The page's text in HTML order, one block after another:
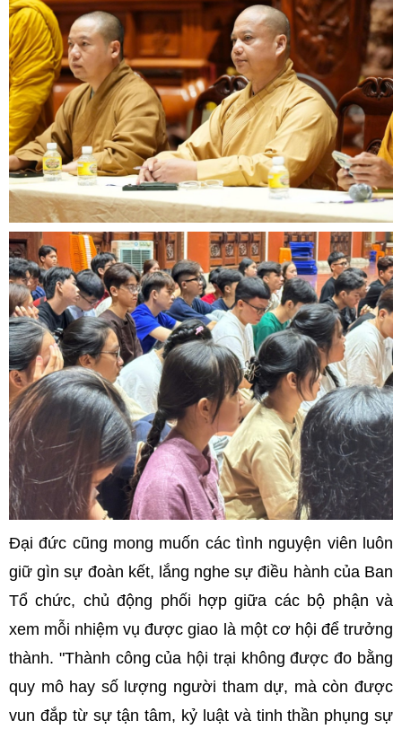
Đại đức cũng mong muốn các tình nguyện viên luôn
giữ gìn sự đoàn kết, lắng nghe sự điều hành của Ban
Tổ chức, chủ động phối hợp giữa các bộ phận và
xem mỗi nhiệm vụ được giao là một cơ hội để trưởng
thành. "Thành công của hội trại không được đo bằng
quy mô hay số lượng người tham dự, mà còn được
vun đắp từ sự tận tâm, kỷ luật và tinh thần phụng sự